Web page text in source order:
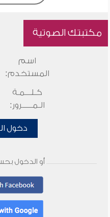
مكتبتك الصوتية
اسم
المستخدم:
كـلـــمـة
الـمـــــرور:
دخول
أو الدخول